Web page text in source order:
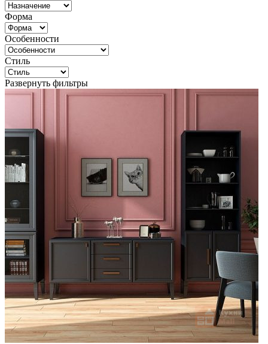
Форма
Особенности
Стиль
Развернуть фильтры